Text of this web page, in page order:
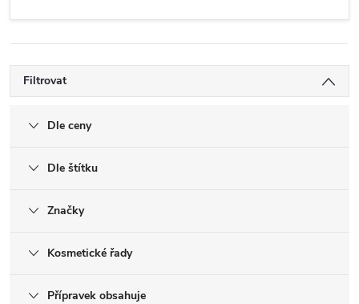
Filtrovat
Dle ceny
Dle štítku
Značky
Kosmetické řady
Přípravek obsahuje